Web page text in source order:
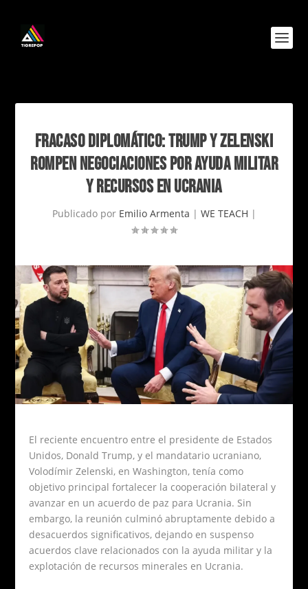
FRACASO DIPLOMÁTICO: TRUMP Y ZELENSKI
ROMPEN NEGOCIACIONES POR AYUDA MILITAR
Y RECURSOS EN UCRANIA
Publicado por Emilio Armenta | WE TEACH |
El reciente encuentro entre el presidente de Estados
Unidos, Donald Trump, y el mandatario ucraniano,
Volodímir Zelenski, en Washington, tenía como
objetivo principal fortalecer la cooperación bilateral y
avanzar en un acuerdo de paz para Ucrania. Sin
embargo, la reunión culminó abruptamente debido a
desacuerdos significativos, dejando en suspenso
acuerdos clave relacionados con la ayuda militar y la
explotación de recursos minerales en Ucrania.